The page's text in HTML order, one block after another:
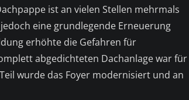
ist an vielen Stellen mehrmals
eine grundlegende Erneuerung
erhöhte die Gefahren für
abgedichteten Dachanlage war für
wurde das Foyer modernisiert und an